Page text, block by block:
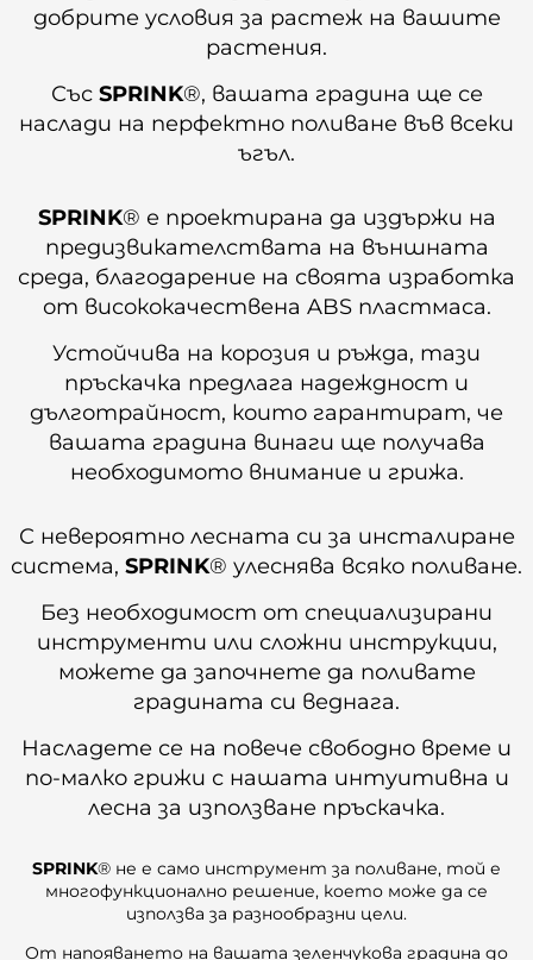
добрите условия за растеж на вашите
растения.
Със SPRINK®, вашата градина ще се
наслади на перфектно поливане във всеки
ъгъл.
SPRINK® е проектирана да издържи на
предизвикателствата на външната
среда, благодарение на своята изработка
от висококачествена ABS пластмаса.
Устойчива на корозия и ръжда, тази
пръскачка предлага надеждност и
дълготрайност, които гарантират, че
вашата градина винаги ще получава
необходимото внимание и грижа.
С невероятно лесната си за инсталиране
система, SPRINK® улеснява всяко поливане.
Без необходимост от специализирани
инструменти или сложни инструкции,
можете да започнете да поливате
градината си веднага.
Насладете се на повече свободно време и
по-малко грижи с нашата интуитивна и
лесна за използване пръскачка.
SPRINK® не е само инструмент за поливане, той е
многофункционално решение, което може да се
използва за разнообразни цели.
От напояването на вашата зеленчукова градина до